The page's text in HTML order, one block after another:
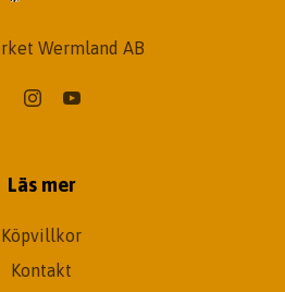
Wermland AB
Läs mer
Köpvillkor
Kontakt